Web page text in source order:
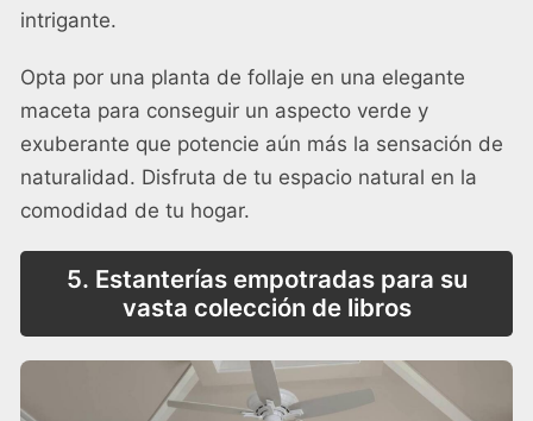
intrigante.
Opta por una planta de follaje en una elegante
maceta para conseguir un aspecto verde y
exuberante que potencie aún más la sensación de
naturalidad. Disfruta de tu espacio natural en la
comodidad de tu hogar.
5. Estanterías empotradas para su
vasta colección de libros